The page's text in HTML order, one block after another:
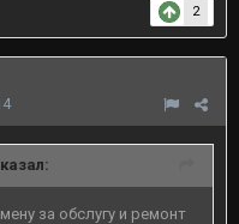
2
за обслугу и ремонт